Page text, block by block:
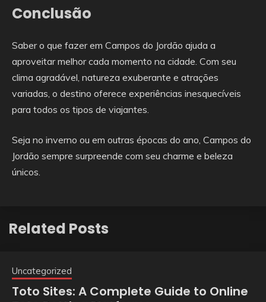
Conclusão
Saber o que fazer em Campos do Jordão ajuda a
aproveitar melhor cada momento na cidade. Com seu
clima agradável, natureza exuberante e atrações
variadas, o destino oferece experiências inesquecíveis
para todos os tipos de viajantes.
Seja no inverno ou em outras épocas do ano, Campos do
Jordão sempre surpreende com seu charme e beleza
únicos.
Related Posts
Uncategorized
Toto Sites: A Complete Guide to Online